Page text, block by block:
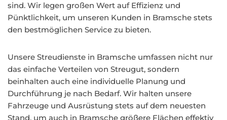
sind. Wir legen großen Wert auf Effizienz und
Pünktlichkeit, um unseren Kunden in Bramsche stets
den bestmöglichen Service zu bieten.
Unsere Streudienste in Bramsche umfassen nicht nur
das einfache Verteilen von Streugut, sondern
beinhalten auch eine individuelle Planung und
Durchführung je nach Bedarf. Wir halten unsere
Fahrzeuge und Ausrüstung stets auf dem neuesten
Stand, um auch in Bramsche größere Flächen effektiv